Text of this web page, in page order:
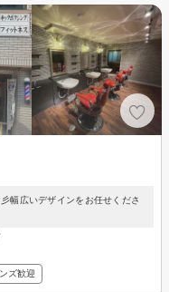
幅広いデザインをお任せくださ
ズ歓迎